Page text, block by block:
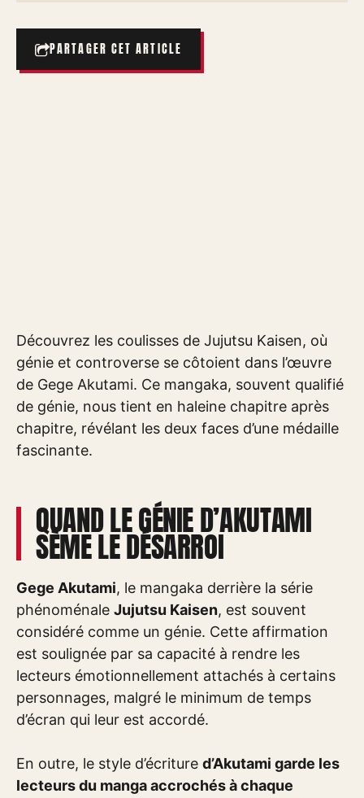
PARTAGER CET ARTICLE
Découvrez les coulisses de Jujutsu Kaisen, où
génie et controverse se côtoient dans l’œuvre
de Gege Akutami. Ce mangaka, souvent qualifié
de génie, nous tient en haleine chapitre après
chapitre, révélant les deux faces d’une médaille
fascinante.
QUAND LE GÉNIE D’AKUTAMI
SÈME LE DÉSARROI
Gege Akutami, le mangaka derrière la série
phénoménale Jujutsu Kaisen, est souvent
considéré comme un génie. Cette affirmation
est soulignée par sa capacité à rendre les
lecteurs émotionnellement attachés à certains
personnages, malgré le minimum de temps
d’écran qui leur est accordé.
En outre, le style d’écriture d’Akutami garde les
lecteurs du manga accrochés à chaque